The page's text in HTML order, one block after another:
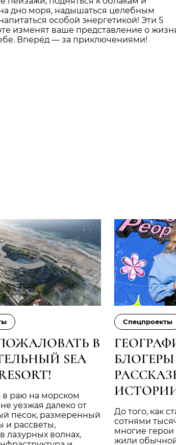
дно моря, надышаться целебным
особой энергетикой! Эти 5
изменят ваше представление о
Вперёд — за приключениями!
В
SEA
в раю на морском
уезжая далеко от
песок, размеренный
и рассветы,
лазурных волнах,
Cпецпроекты
До того, как
сотнями
многие
жили